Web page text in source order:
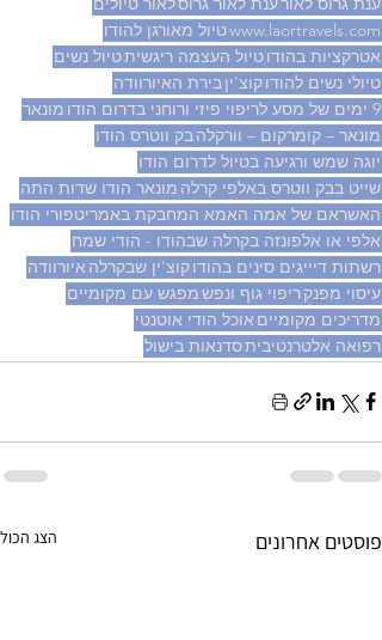
www.laortravels.comטיול מאורגן להודו
אטרקציות בהודוטיול העצמה ריגשיתטיול נשים
טיולי נשים להודוקוצ'יןבירת האיורוודה
9 ימים של מסע לריפוי פיזי ורוחני בדרום הודו
מונאר
מונאר – קומרקום – וורקלהבק ווטרס הודו
יוגה שמש ורגיעה בטיול לדרום הודו
שייט בבק ווטרס באלפי קרלה מונאר הודו שדות התה
האשראם של אמה האמא המחבקת באמריטפורי הודו
אלפי או אלפונזה בקרלה שבהודו - הודי שמח
רשתות דיייגים סינים בהודוקוצ'ין שבקרלהאיורוודה
עיסוי מפנקריפוי גוף ונפשמפגש עם מקומיים
מדריכים מקומייםאוכל הודי אוטנטי
רפואה אלטרנטיביתסדנאות בישול
פוסטים אחרונים הצג הכול